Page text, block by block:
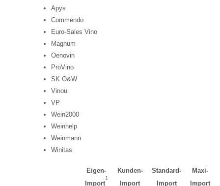
Apys
Commendo
Euro-Sales Vino
Magnum
Oenovin
ProVino
SK O&W
Vinou
VP
Wein2000
Weinhelp
Weinmann
Winitas
Eigen-
Import
1
Kunden-
Import
Standard-
Import
Maxi-
Import